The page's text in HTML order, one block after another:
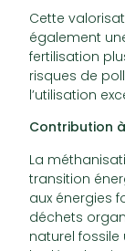
Cette
également
fertilisation
risques de
l’utilisation
Contribution
La
transition
aux énergies
déchets
naturel fossile